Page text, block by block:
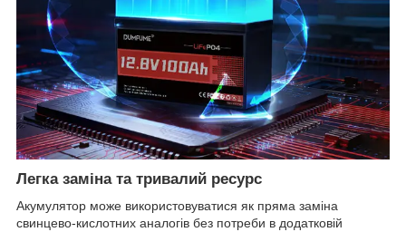
Легка заміна та тривалий ресурс
Акумулятор може використовуватися як пряма заміна
свинцево-кислотних аналогів без потреби в додатковій